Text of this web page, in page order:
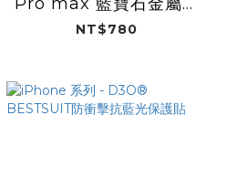
鏡頭保護貼
NT$780